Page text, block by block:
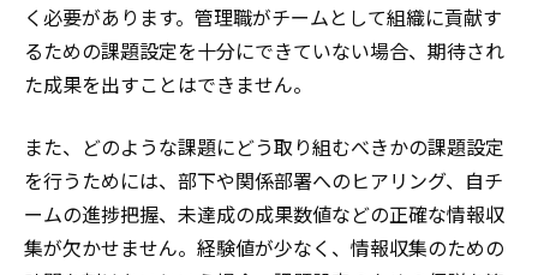
く必要があります。管理職がチームとして組織に貢献す
るための課題設定を十分にできていない場合、期待され
た成果を出すことはできません。
また、どのような課題にどう取り組むべきかの課題設定
を行うためには、部下や関係部署へのヒアリング、自チ
ームの進捗把握、未達成の成果数値などの正確な情報収
集が欠かせません。経験値が少なく、情報収集のための